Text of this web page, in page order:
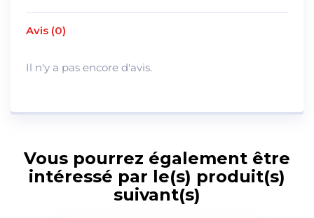
Avis (0)
Il n'y a pas encore d'avis.
Vous pourrez également être
intéressé par le(s) produit(s)
suivant(s)